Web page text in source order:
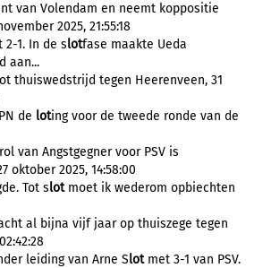
van Volendam en neemt koppositie
2025, 21:55:18
2-1. In de slotfase maakte Ueda
aan...
thuiswedstrijd tegen Heerenveen, 31
de loting voor de tweede ronde van de
van Angstgegner voor PSV is
oktober 2025, 14:58:00
Tot slotmoet ik wederom opbiechten
al bijna vijf jaar op thuiszege tegen
leiding van Arne Slotmet 3-1 van PSV.